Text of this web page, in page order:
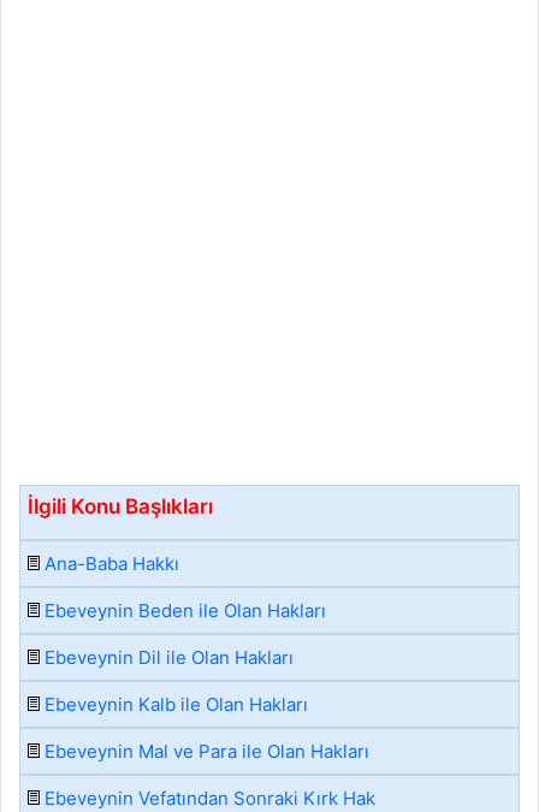
İlgili Konu Başlıkları
Ana-Baba Hakkı
Ebeveynin Beden ile Olan Hakları
Ebeveynin Dil ile Olan Hakları
Ebeveynin Kalb ile Olan Hakları
Ebeveynin Mal ve Para ile Olan Hakları
Ebeveynin Vefatından Sonraki Kırk Hak